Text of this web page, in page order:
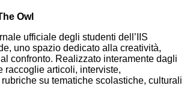
ufficiale degli studenti dell’IIS
uno spazio dedicato alla creatività,
confronto. Realizzato interamente dagli
raccoglie articoli, interviste,
su tematiche scolastiche, culturali